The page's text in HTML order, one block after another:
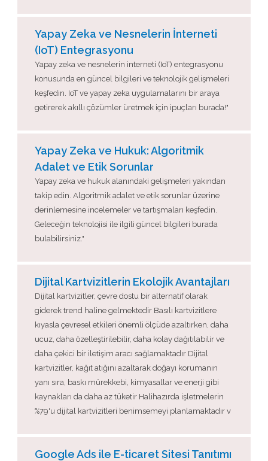
Yapay Zeka ve Nesnelerin İnterneti
(IoT) Entegrasyonu
Yapay zeka ve nesnelerin interneti (IoT) entegrasyonu
konusunda en güncel bilgileri ve teknolojik gelişmeleri
keşfedin. IoT ve yapay zeka uygulamalarını bir araya
getirerek akıllı çözümler üretmek için ipuçları burada!"
Yapay Zeka ve Hukuk: Algoritmik
Adalet ve Etik Sorunlar
Yapay zeka ve hukuk alanındaki gelişmeleri yakından
takip edin. Algoritmik adalet ve etik sorunlar üzerine
derinlemesine incelemeler ve tartışmaları keşfedin.
Geleceğin teknolojisi ile ilgili güncel bilgileri burada
bulabilirsiniz."
Dijital Kartvizitlerin Ekolojik Avantajları
Dijital kartvizitler, çevre dostu bir alternatif olarak
giderek trend haline gelmektedir Basılı kartvizitlere
kıyasla çevresel etkileri önemli ölçüde azaltırken, daha
ucuz, daha özelleştirilebilir, daha kolay dağıtılabilir ve
daha çekici bir iletişim aracı sağlamaktadır Dijital
kartvizitler, kağıt atığını azaltarak doğayı korumanın
yanı sıra, baskı mürekkebi, kimyasallar ve enerji gibi
kaynakları da daha az tüketir Halihazırda işletmelerin
%79'u dijital kartvizitleri benimsemeyi planlamaktadır v
Google Ads ile E-ticaret Sitesi Tanıtımı